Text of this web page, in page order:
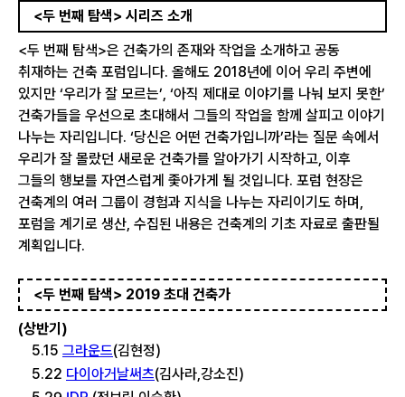
<두 번째 탐색> 시리즈 소개
<두 번째 탐색>은 건축가의 존재와 작업을 소개하고 공동
취재하는 건축 포럼입니다. 올해도 2018년에 이어 우리 주변에
있지만 ‘우리가 잘 모르는’, ‘아직 제대로 이야기를 나눠 보지 못한’
건축가들을 우선으로 초대해서 그들의 작업을 함께 살피고 이야기
나누는 자리입니다. ‘당신은 어떤 건축가입니까’라는 질문 속에서
우리가 잘 몰랐던 새로운 건축가를 알아가기 시작하고, 이후
그들의 행보를 자연스럽게 좇아가게 될 것입니다. 포럼 현장은
건축계의 여러 그룹이 경험과 지식을 나누는 자리이기도 하며,
포럼을 계기로 생산, 수집된 내용은 건축계의 기초 자료로 출판될
계획입니다.
<두 번째 탐색> 2019 초대 건축가
(상반기)
5.15 그라운드(김현정)
5.22 다이아거날써츠(김사라,강소진)